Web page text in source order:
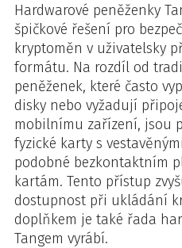
Hardwarové peněženky
špičkové řešení pro
kryptoměn v uživatelsky
formátu. Na rozdíl od
peněženek, které často
disky nebo vyžadují
mobilnímu zařízení, jsou
fyzické karty s
podobné bezkontaktním
kartám. Tento přístup
dostupnost při ukládání
doplňkem je také řada
Tangem vyrábí.